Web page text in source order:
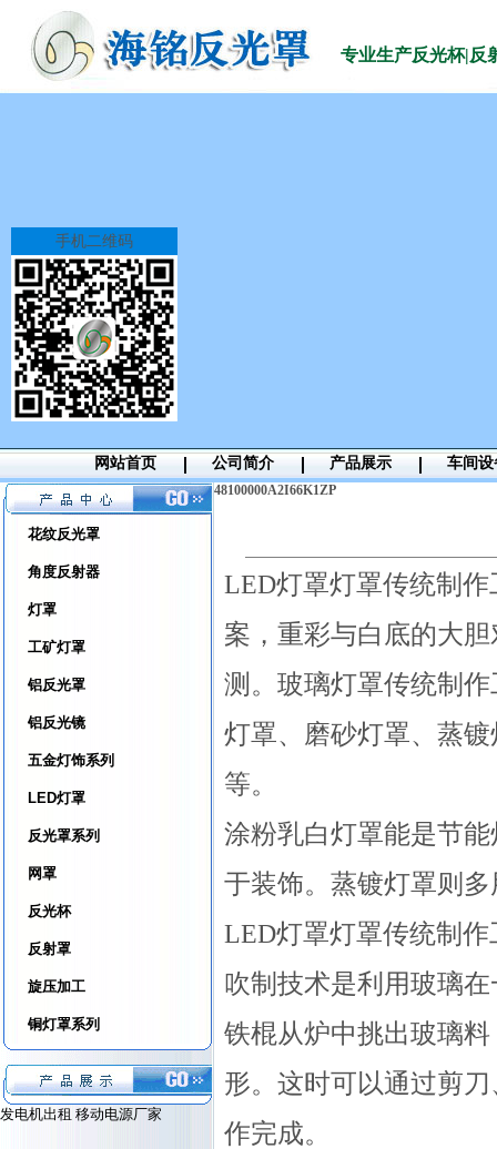
专业生产反光杯|反
网站首页 公司简介 产品展示 车间设
花纹反光罩
角度反射器
灯罩
工矿灯罩
铝反光罩
铝反光镜
五金灯饰系列
LED灯罩
反光罩系列
网罩
反光杯
反射罩
旋压加工
铜灯罩系列
发电机出租 移动电源厂家
48100000A2I66K1ZP
LED灯罩灯罩传统制
案，重彩与白底的大
测。玻璃灯罩传统制
灯罩、磨砂灯罩、蒸
等。
涂粉乳白灯罩能是节
于装饰。蒸镀灯罩则
LED灯罩灯罩传统制
吹制技术是利用玻璃
铁棍从炉中挑出玻璃
形。这时可以通过剪
作完成。
手机二维码